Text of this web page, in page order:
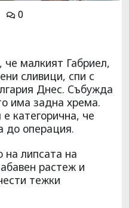
0
че малкият Габриел,
сливици, спи с
Днес. Събужда
има задна хрема.
категорична, че
до операция.
на липсата на
растеж и
тежки